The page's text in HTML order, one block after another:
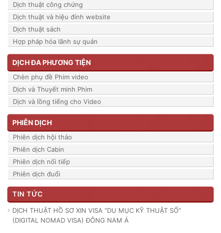
Dịch thuật công chứng
Dịch thuật và hiệu đính website
Dịch thuật sách
Hợp pháp hóa lãnh sự quán
DỊCH ĐA PHƯƠNG TIỆN
Chèn phụ đề Phim video
Dịch và Thuyết minh Phim
Dịch và lồng tiếng cho Video
PHIÊN DỊCH
Phiên dịch hội thảo
Phiên dịch Cabin
Phiên dịch nối tiếp
Phiên dịch đuổi
TIN TỨC
DỊCH THUẬT HỒ SƠ XIN VISA “DU MỤC KỸ THUẬT SỐ”
(DIGITAL NOMAD VISA) ĐÔNG NAM Á